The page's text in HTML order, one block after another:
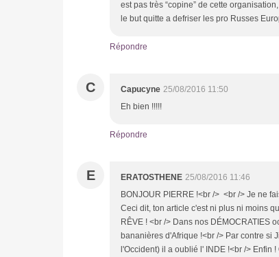
est pas très “copine” de cette
le but quitte a defriser les pro Russes
Répondre
C Capucyne 25/08/2016 11:50
Eh bien !!!!!
Répondre
E ERATOSTHENE 25/08/2016 11:46
BONJOUR PIERRE !<br /> <br /> Je ne
Ceci dit, ton article c'est ni plus ni moins
RÊVE ! <br /> Dans nos DÉMOCRATIES
bananières d'Afrique !<br /> Par contre si
l'Occident) il a oublié l' INDE !<br /> Enfin